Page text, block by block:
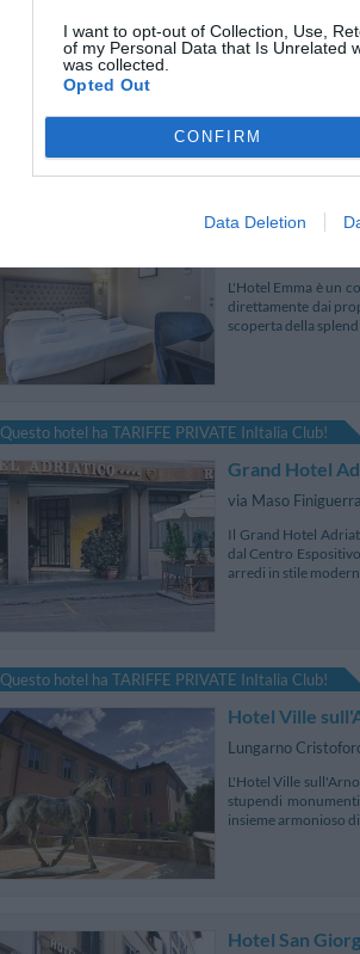
I want to opt-out of Collection, Use,
of my Personal Data that Is Unrelated
was collected.
Opted Out
CONFIRM
Data Deletion
Strozzi Palace
un raffinato
Hotel Emma
L'Hotel Emma è un
direttamente dai
scoperta della
Questo hotel ha TARIFFE PRIVATE InItalia Club!
Grand Hotel
via Maso
Il Grand Hotel
dal Centro
arredi in stile
Questo hotel ha TARIFFE PRIVATE InItalia Club!
Hotel Ville
Lungarno
L'Hotel Ville
stupendi
insieme armonioso di
Hotel San